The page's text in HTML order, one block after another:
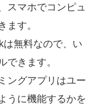
スマホでコンピュ
ます。
無料なので、い
できます。
ングアプリはユー
うに機能するかを